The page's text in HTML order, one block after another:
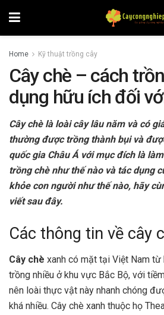
Home Kỹ thuật trồng cây
Cây chè – cách
dụng hữu ích đối
Cây chè là loài cây lâu năm và có
thường được trồng thành bụi và
quốc gia Châu Á với mục đích là
trồng chè như thế nào và tác dụng
khỏe con người như thế nào, hãy
viết sau đây.
Các thông tin về cây
Cây chè xanh có mặt tại Việt Nam
trồng nhiều ở khu vực Bắc Bộ, với
nên loài thực vật này nhanh chóng
khá nhiều. Cây chè xanh thuộc họ